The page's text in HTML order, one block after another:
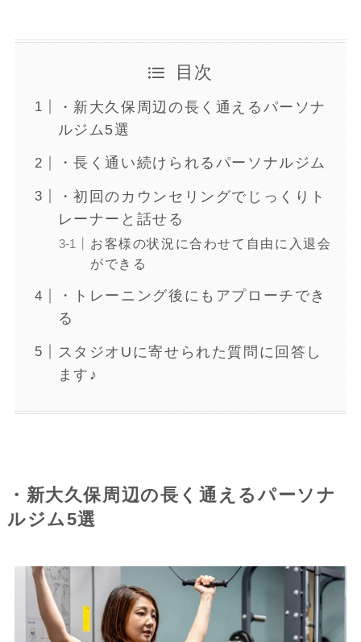
目次
・新大久保周辺の長く通えるパーソナ
ルジム5選
・長く通い続けられるパーソナルジム
・初回のカウンセリングでじっくりト
レーナーと話せる
お客様の状況に合わせて自由に入退会
ができる
・トレーニング後にもアプローチでき
る
スタジオUに寄せられた質問に回答し
ます♪
・新大久保周辺の長く通えるパーソナ
ルジム5選